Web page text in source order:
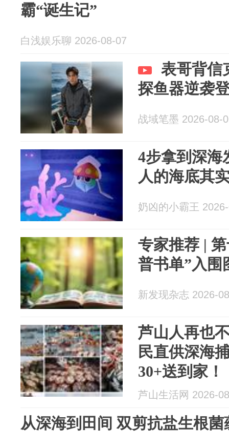
霸“诞生记”
白浅娱乐聊 2026-08-07
表哥背信
探鱼器逆袭
战域笔墨 2026-08-
4步拿到深海
人的海底其
奶凶的小霸王
专家推荐 |
普书单”入围
新发现杂志 2026-
芦山人再也
民直供深海
30+送到家！
芦山生活网 2026-
从深海到田间 双剪抗盐生根